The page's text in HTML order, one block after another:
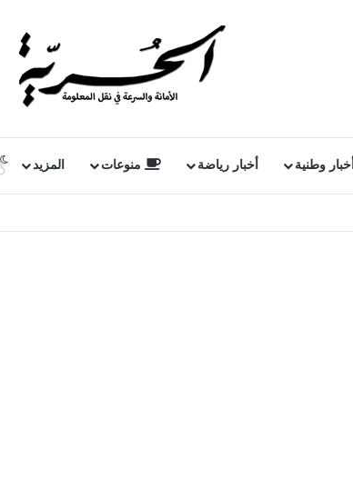
أخبار وطنية أخبار رياضة منوعات المزيد